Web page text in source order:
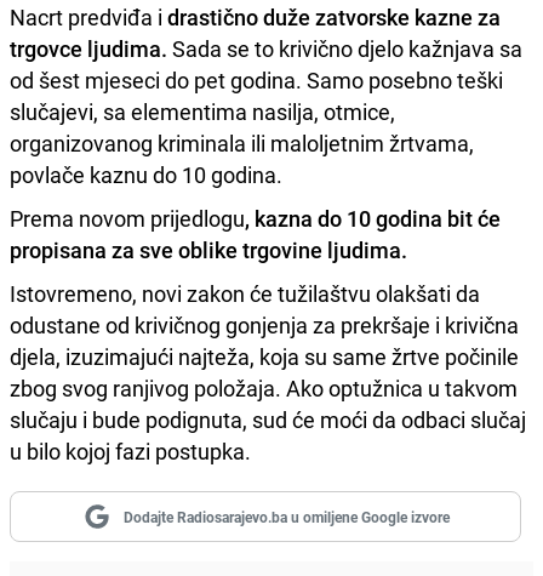
Nacrt predviđa i drastično duže zatvorske kazne za
trgovce ljudima. Sada se to krivično djelo kažnjava sa
od šest mjeseci do pet godina. Samo posebno teški
slučajevi, sa elementima nasilja, otmice,
organizovanog kriminala ili maloljetnim žrtvama,
povlače kaznu do 10 godina.
Prema novom prijedlogu, kazna do 10 godina bit će
propisana za sve oblike trgovine ljudima.
Istovremeno, novi zakon će tužilaštvu olakšati da
odustane od krivičnog gonjenja za prekršaje i krivična
djela, izuzimajući najteža, koja su same žrtve počinile
zbog svog ranjivog položaja. Ako optužnica u takvom
slučaju i bude podignuta, sud će moći da odbaci slučaj
u bilo kojoj fazi postupka.
Dodajte Radiosarajevo.ba u omiljene Google izvore